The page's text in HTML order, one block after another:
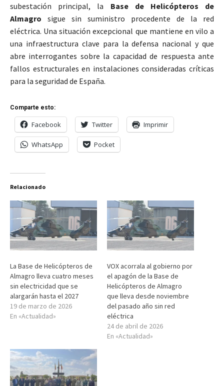
subestación principal, la Base de Helicópteros de
Almagro sigue sin suministro procedente de la red
eléctrica. Una situación excepcional que mantiene en vilo a
una infraestructura clave para la defensa nacional y que
abre interrogantes sobre la capacidad de respuesta ante
fallos estructurales en instalaciones consideradas críticas
para la seguridad de España.
Comparte esto:
Facebook Twitter Imprimir
WhatsApp Pocket
Relacionado
La Base de Helicópteros de
Almagro lleva cuatro meses
sin electricidad que se
alargarán hasta el 2027
19 de marzo de 2026
En «Actualidad»
VOX acorrala al gobierno por
el apagón de la Base de
Helicópteros de Almagro
que lleva desde noviembre
del pasado año sin red
eléctrica
24 de abril de 2026
En «Actualidad»